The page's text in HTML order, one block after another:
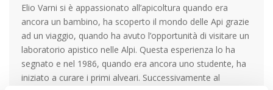
Elio Varni si è appassionato all’apicoltura quando era
ancora un bambino, ha scoperto il mondo delle Api grazie
ad un viaggio, quando ha avuto l’opportunità di visitare un
laboratorio apistico nelle Alpi. Questa esperienza lo ha
segnato e nel 1986, quando era ancora uno studente, ha
iniziato a curare i primi alveari. Successivamente al